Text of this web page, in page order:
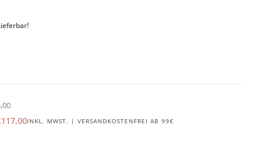
INKL. MWST. | VERSANDKOSTENFREI AB 99€